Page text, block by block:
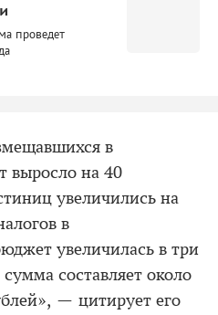
проведет
в
выросло на 40
увеличились на
в
увеличилась в три
составляет около
— цитирует его